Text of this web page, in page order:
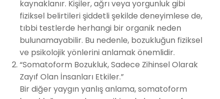
kaynaklanır. Kişiler, ağrı veya yorgunluk gibi
fiziksel belirtileri şiddetli şekilde deneyimlese de,
tıbbi testlerde herhangi bir organik neden
bulunamayabilir. Bu nedenle, bozukluğun fiziksel
ve psikolojik yönlerini anlamak önemlidir.
“Somatoform Bozukluk, Sadece Zihinsel Olarak
Zayıf Olan İnsanları Etkiler.”
Bir diğer yaygın yanlış anlama, somatoform